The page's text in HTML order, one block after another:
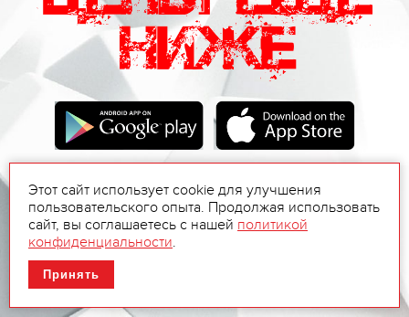
Этот сайт использует cookie для улучшения
пользовательского опыта. Продолжая использовать
сайт, вы соглашаетесь с нашей политикой
конфиденциальности.
Принять